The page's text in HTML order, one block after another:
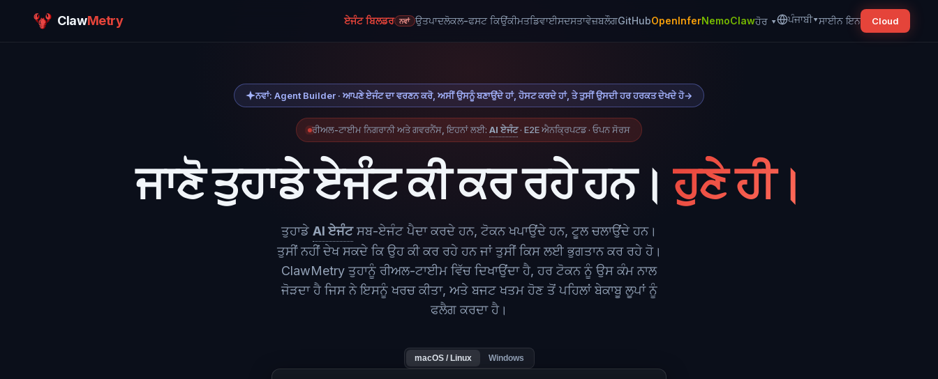
ClawMetry ਏਜੰਟ ਬਿਲਡਰ ਨਵਾਂ ਉਤਪਾਦਲੋਕਲ-ਫਸਟ ਕਿਉਂਕੀਮਤਡਿਵਾਈਸਦਸਤਾਵੇਜ਼ਬਲੌਗGitHubOpenInferNemoClawਹੋਰ ▾ ਪੰਜਾਬੀ▾ਸਾਈਨ ਇਨ Cloud
ਨਵਾਂ: Agent Builder · ਆਪਣੇ ਏਜੰਟ ਦਾ ਵਰਣਨ ਕਰੋ, ਅਸੀਂ ਉਸਨੂੰ ਬਣਾਉਂਦੇ ਹਾਂ, ਹੋਸਟ ਕਰਦੇ ਹਾਂ, ਤੇ ਤੁਸੀਂ ਉਸਦੀ ਹਰ ਹਰਕਤ ਦੇਖਦੇ ਹੋ→
ਰੀਅਲ-ਟਾਈਮ ਨਿਗਰਾਨੀ ਅਤੇ ਗਵਰਨੈਂਸ, ਇਹਨਾਂ ਲਈ: AI ਏਜੰਟ · E2E ਐਨਕ੍ਰਿਪਟਡ · ਓਪਨ ਸੋਰਸ
ਜਾਣੋ ਤੁਹਾਡੇ ਏਜੰਟ ਕੀ ਕਰ ਰਹੇ ਹਨ। ਹੁਣੇ ਹੀ।
ਤੁਹਾਡੇ AI ਏਜੰਟ ਸਬ-ਏਜੰਟ ਪੈਦਾ ਕਰਦੇ ਹਨ, ਟੋਕਨ ਖਪਾਉਂਦੇ ਹਨ, ਟੂਲ ਚਲਾਉਂਦੇ ਹਨ।
ਤੁਸੀਂ ਨਹੀਂ ਦੇਖ ਸਕਦੇ ਕਿ ਉਹ ਕੀ ਕਰ ਰਹੇ ਹਨ ਜਾਂ ਤੁਸੀਂ ਕਿਸ ਲਈ ਭੁਗਤਾਨ ਕਰ ਰਹੇ ਹੋ।
ClawMetry ਤੁਹਾਨੂੰ ਰੀਅਲ-ਟਾਈਮ ਵਿੱਚ ਦਿਖਾਉਂਦਾ ਹੈ, ਹਰ ਟੋਕਨ ਨੂੰ ਉਸ ਕੰਮ ਨਾਲ
ਜੋੜਦਾ ਹੈ ਜਿਸ ਨੇ ਇਸਨੂੰ ਖਰਚ ਕੀਤਾ, ਅਤੇ ਬਜਟ ਖਤਮ ਹੋਣ ਤੋਂ ਪਹਿਲਾਂ ਬੇਕਾਬੂ ਲੂਪਾਂ ਨੂੰ
ਫਲੈਗ ਕਰਦਾ ਹੈ।
macOS / Linux Windows